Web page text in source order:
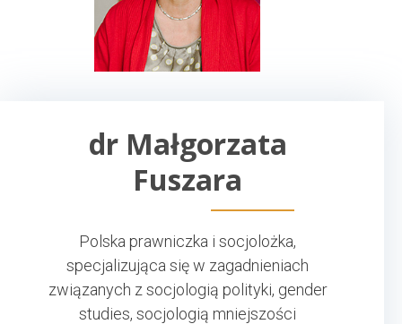
dr Małgorzata
Fuszara
Polska prawniczka i socjolożka,
specjalizująca się w zagadnieniach
związanych z socjologią polityki, gender
studies, socjologią mniejszości